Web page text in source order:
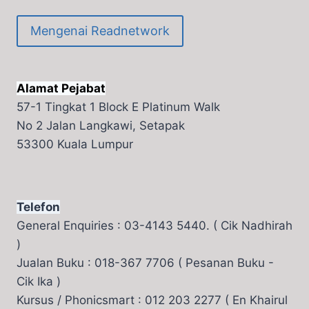
Mengenai Readnetwork
Alamat Pejabat
57-1 Tingkat 1 Block E Platinum Walk
No 2 Jalan Langkawi, Setapak
53300 Kuala Lumpur
Telefon
General Enquiries : 03-4143 5440. ( Cik Nadhirah
)
Jualan Buku : 018-367 7706 ( Pesanan Buku -
Cik Ika )
Kursus / Phonicsmart : 012 203 2277 ( En Khairul